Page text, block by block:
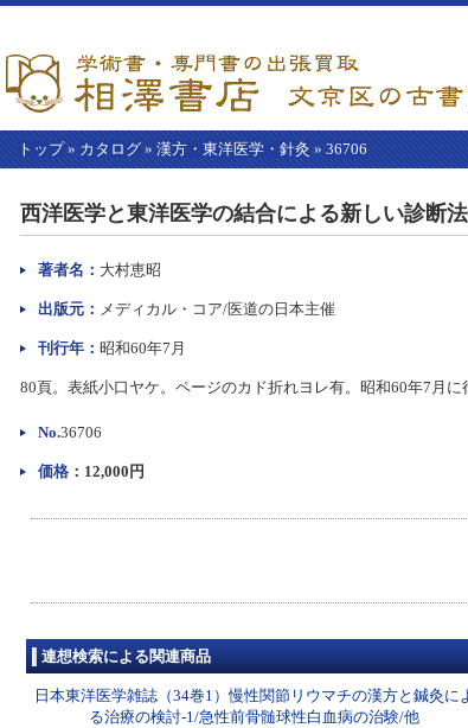
トップ» カタログ » 漢方・東洋医学・針灸 » 36706
こ
本
西洋医学と東洋医学の結合による新しい診断
著者名： 大村恵昭
出版元： メディカル・コア/医道の日本主催
刊行年： 昭和60年7月
80頁。表紙小口ヤケ。ページのカド折れヨレ有。昭和60年7月に
No.36706
価格： 12,000円
連想検索による関連商品
日本東洋医学雑誌（34巻1）慢性関節リウマチの漢方と鍼灸に
る治療の検討-1/急性前骨髄球性白血病の治験/他